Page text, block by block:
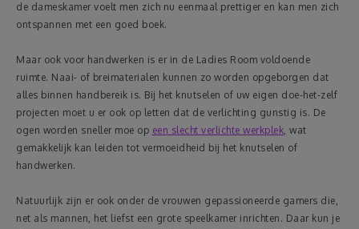
de dameskamer voelt men zich nu eenmaal prettiger en kan men zich
ontspannen met een goed boek.
Maar ook voor handwerken is er in de Ladies Room voldoende
ruimte. Naai- of breimaterialen kunnen zo worden opgeborgen dat
alles binnen handbereik is. Bij het knutselen of uw eigen doe-het-zelf
projecten moet u er ook op letten dat de verlichting gunstig is. De
ogen worden sneller moe op een slecht verlichte werkplek, wat
gemakkelijk kan leiden tot vermoeidheid bij het knutselen of
handwerken.
Natuurlijk zijn er ook onder de vrouwen gepassioneerde gamers die,
net als mannen, het liefst een grote speelkamer inrichten. Daar kun je